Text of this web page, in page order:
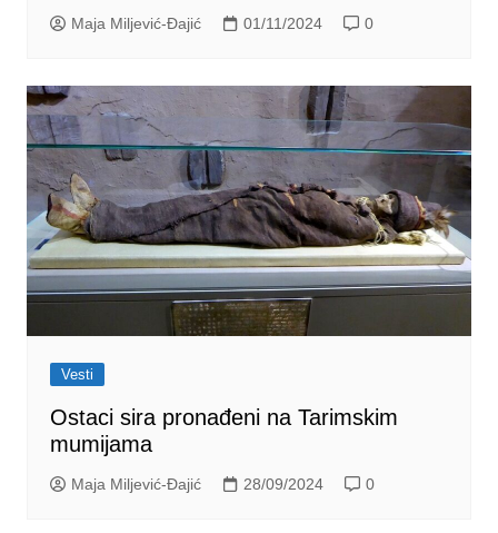
Maja Miljević-Đajić 01/11/2024 0
Vesti
Ostaci sira pronađeni na Tarimskim
mumijama
Maja Miljević-Đajić 28/09/2024 0